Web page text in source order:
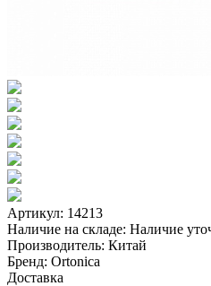
Артикул: 14213
Наличие на складе: Наличие
Производитель: Китай
Бренд: Ortonica
Доставка